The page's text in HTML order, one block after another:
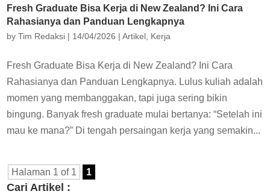
Fresh Graduate Bisa Kerja di New Zealand? Ini Cara
Rahasianya dan Panduan Lengkapnya
byTim Redaksi | 14/04/2026 |Artikel Kerja
Fresh Graduate Bisa Kerja di New Zealand? Ini Cara
Rahasianya dan Panduan Lengkapnya. Lulus kuliah adalah
momen yang membanggakan, tapi juga sering bikin
bingung. Banyak fresh graduate mulai bertanya: “Setelah ini
mau ke mana?” Di tengah persaingan kerja yang semakin...
Halaman 1 of 1 1
Cari Artikel :